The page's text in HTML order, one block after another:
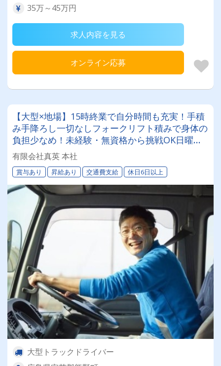
35万～45万円
求人内容を見る
オンライン応募
【大型×地場】15時終業で自分時間も充実！手積
み手降ろし一切なしフォークリフト積みで身体の
負担少なめ！未経験・無資格から挑戦OK日曜・
祝日休みで週休2日も可！ペットサロン併設の明
るく穏やかな職場です
有限会社真英 本社
賞与あり 昇給あり 交通費支給 休日6日以上
大型トラックドライバー